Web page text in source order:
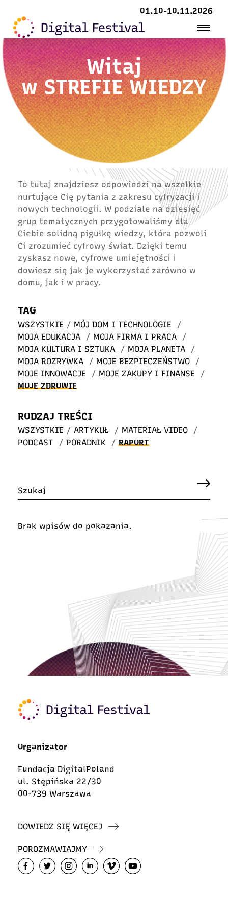
01.10-10.11.2026
Witaj
wSTREFIE WIEDZY
To tutaj znajdziesz odpowiedzi na wszelkie
nurtujące Cię pytania z zakresu cyfryzacji i
nowych technologii. W podziale na dziesięć
grup tematycznych przygotowaliśmy dla
Ciebie solidną pigułkę wiedzy, która pozwoli
Ci zrozumieć cyfrowy świat. Dzięki temu
zyskasz nowe, cyfrowe umiejętności i
dowiesz się jak je wykorzystać zarówno w
domu, jak i w pracy.
TAG
WSZYSTKIE / MÓJ DOM I TECHNOLOGIE
/
MOJA EDUKACJA
/ MOJA FIRMA I PRACA
/
MOJA KULTURA I SZTUKA
/ MOJA PLANETA
/
MOJA ROZRYWKA
/ MOJE BEZPIECZEŃSTWO
/
MOJE INNOWACJE
/ MOJE ZAKUPY I FINANSE
/
MOJE ZDROWIE
RODZAJ TREŚCI
WSZYSTKIE / ARTYKUŁ / MATERIAŁ VIDEO
/
PODCAST
/ PORADNIK / RAPORT
Brak wpisów do pokazania.
Organizator
Fundacja DigitalPoland
ul. Stępińska 22/30
00-739 Warszawa
DOWIEDZ SIĘ WIĘCEJ
POROZMAWIAJMY